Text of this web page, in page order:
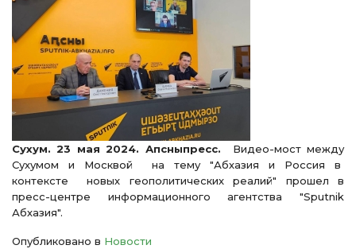
Сухум. 23 мая 2024. Апсныпресс.
Видео-мост между
Сухумом и Москвой на тему "Абхазия и Россия в
контексте новых геополитических реалий" прошел в
пресс-центре информационного агентства "Sputnik
Абхазия".
Опубликовано в Новости